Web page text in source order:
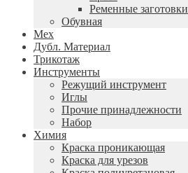
Ременные заготовки
Обувная
Мех
Дубл. Материал
Трикотаж
Инструменты
Режущий инструмент
Иглы
Прочие принадлежности
Набор
Химия
Краска проникающая
Краска для урезов